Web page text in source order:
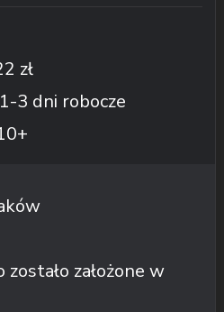
zł
1-3 dni robocze
założone w